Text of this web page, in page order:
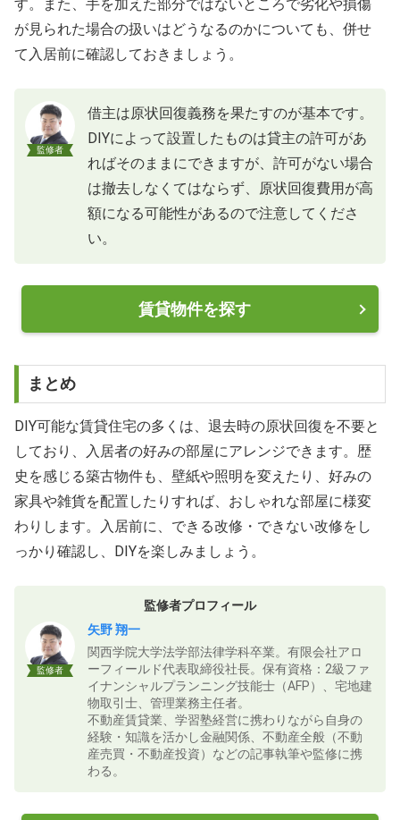
す。また、手を加えた部分ではないところで劣化や損傷
が見られた場合の扱いはどうなるのかについても、併せ
て入居前に確認しておきましょう。
監修者
借主は原状回復義務を果たすのが基本です。
DIYによって設置したものは貸主の許可があ
ればそのままにできますが、許可がない場合
は撤去しなくてはならず、原状回復費用が高
額になる可能性があるので注意してくださ
い。
賃貸物件を探す
まとめ
DIY可能な賃貸住宅の多くは、退去時の原状回復を不要と
しており、入居者の好みの部屋にアレンジできます。歴
史を感じる築古物件も、壁紙や照明を変えたり、好みの
家具や雑貨を配置したりすれば、おしゃれな部屋に様変
わりします。入居前に、できる改修・できない改修をし
っかり確認し、DIYを楽しみましょう。
監修者プロフィール
監修者
矢野 翔一
関西学院大学法学部法律学科卒業。有限会社アロ
ーフィールド代表取締役社長。保有資格：2級ファ
イナンシャルプランニング技能士（AFP）、宅地建
物取引士、管理業務主任者。
不動産賃貸業、学習塾経営に携わりながら自身の
経験・知識を活かし金融関係、不動産全般（不動
産売買・不動産投資）などの記事執筆や監修に携
わる。